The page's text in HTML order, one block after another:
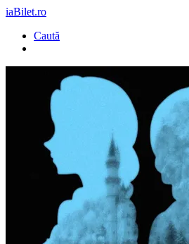
iaBilet.ro
Caută